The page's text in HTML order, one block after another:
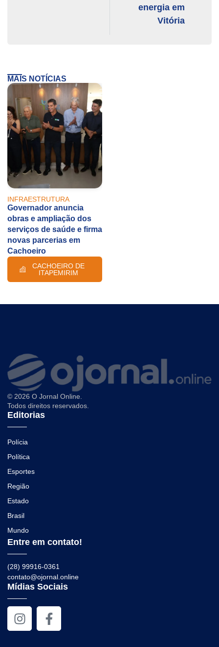
energia em
Vitória
MAIS NOTÍCIAS
INFRAESTRUTURA
Governador anuncia
obras e ampliação dos
serviços de saúde e firma
novas parcerias em
Cachoeiro
CACHOEIRO DE
ITAPEMIRIM
© 2026 O Jornal Online.
Todos direitos reservados.
Editorias
Polícia
Política
Esportes
Região
Estado
Brasil
Mundo
Entre em contato!
(28) 99916-0361
contato@ojornal.online
Mídias Sociais